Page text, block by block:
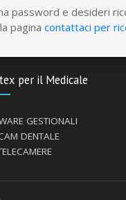
password e desideri
paginacontattaci per
per il Medicale
GESTIONALI
DENTALE